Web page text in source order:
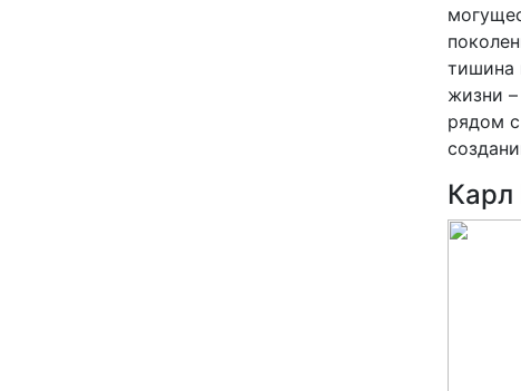
тишина
жизни
рядом